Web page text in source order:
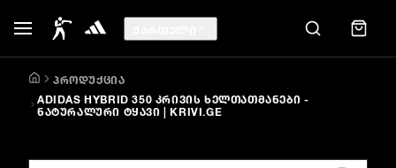
ᲞᲠᲝᲓᲣᲥᲪᲘᲐ
ADIDAS HYBRID 350 ᲙᲠᲘᲕᲘᲡ ᲮᲔᲚᲗᲐᲗᲛᲐᲜᲔᲑᲘ -
ᲜᲐᲢᲣᲠᲐᲚᲣᲠᲘ ᲢᲧᲐᲕᲘ | KRIVI.GE